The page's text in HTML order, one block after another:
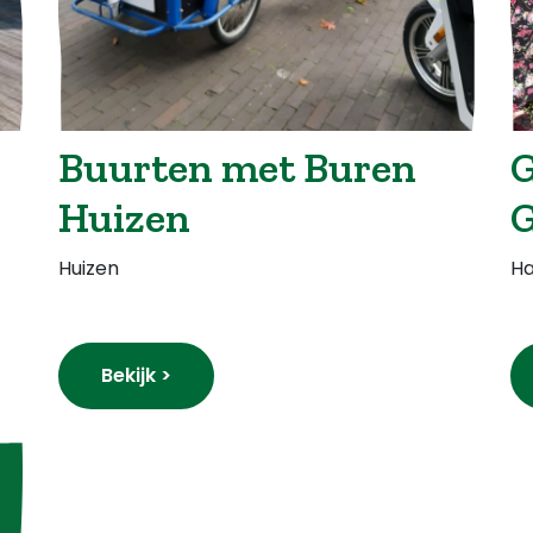
Buurten met Buren
Huizen
Huizen
Bekijk >